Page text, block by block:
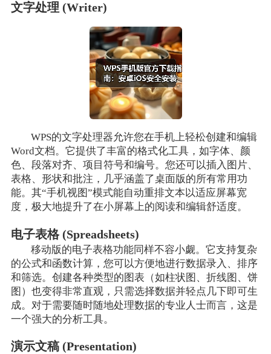
文字处理 (Writer)
WPS的文字处理器允许您在手机上轻松创建和编辑
Word文档。它提供了丰富的格式化工具，如字体、颜
色、段落对齐、项目符号和编号。您还可以插入图片、
表格、形状和批注，几乎涵盖了桌面版的所有常用功
能。其“手机视图”模式能自动重排文本以适应屏幕宽
度，极大地提升了在小屏幕上的阅读和编辑舒适度。
电子表格 (Spreadsheets)
移动版的电子表格功能同样不容小觑。它支持复杂
的公式和函数计算，您可以方便地进行数据录入、排序
和筛选。创建各种类型的图表（如柱状图、折线图、饼
图）也变得非常直观，只需选择数据并轻点几下即可生
成。对于需要随时随地处理数据的专业人士而言，这是
一个强大的分析工具。
演示文稿 (Presentation)